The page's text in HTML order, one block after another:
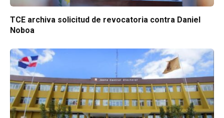
TCE archiva solicitud de revocatoria contra Daniel
Noboa